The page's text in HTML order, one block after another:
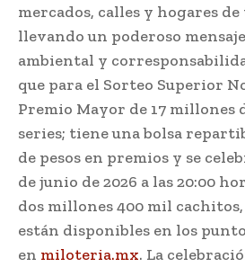
mercados, calles y hogares
llevando un poderoso
ambiental y
que para el Sorteo Superior
Premio Mayor de 17 millones
series; tiene una bolsa
de pesos en premios y se
de junio de 2026 a las 20:00
dos millones 400 mil
están disponibles en los
en miloteria.mx. La